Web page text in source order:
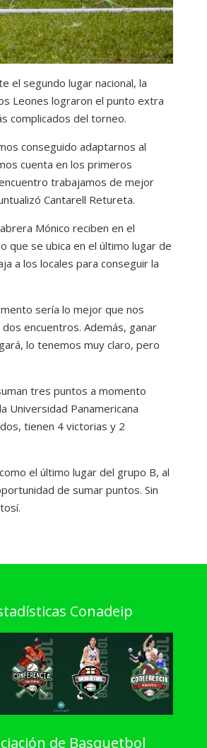
el segundo lugar nacional, la
Leones lograron el punto extra
complicados del torneo.
conseguido adaptarnos al
cuenta en los primeros
trabajamos de mejor
Cantarell Retureta.
Mónico reciben en el
que se ubica en el último lugar de
a los locales para conseguir la
sería lo mejor que nos
encuentros. Además, ganar
lo tenemos muy claro, pero
tres puntos a momento
Universidad Panamericana
tienen 4 victorias y 2
el último lugar del grupo B, al
de sumar puntos. Sin
Conadeip
de Basquetbol